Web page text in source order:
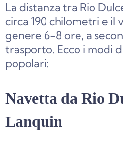
La distanza tra Rio
circa 190 chilometri e il
genere 6-8 ore, a
trasporto. Ecco i modi
popolari:
Navetta da Rio
Lanquin